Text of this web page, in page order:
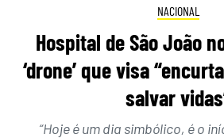
NACIONAL
Hospital de São João
‘drone’ que visa
salvar
“Hoje é um dia simbólico, é o